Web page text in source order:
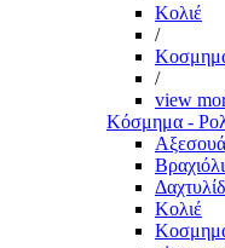
Κολιέ
/
/
view
Κόσμημα -
Κολιέ